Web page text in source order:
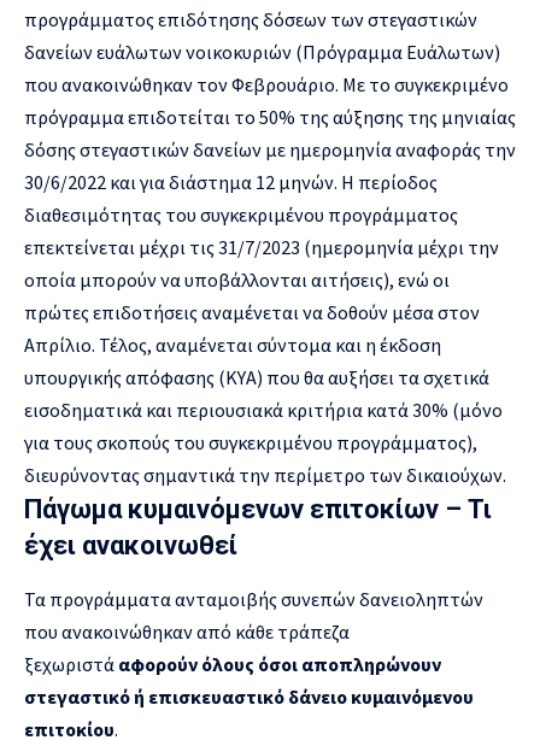
προγράμματος επιδότησης δόσεων των στεγαστικών
δανείων ευάλωτων νοικοκυριών (Πρόγραμμα Ευάλωτων)
που ανακοινώθηκαν τον Φεβρουάριο. Με το συγκεκριμένο
πρόγραμμα επιδοτείται το 50% της αύξησης της μηνιαίας
δόσης στεγαστικών δανείων με ημερομηνία αναφοράς την
30/6/2022 και για διάστημα 12 μηνών. Η περίοδος
διαθεσιμότητας του συγκεκριμένου προγράμματος
επεκτείνεται μέχρι τις 31/7/2023 (ημερομηνία μέχρι την
οποία μπορούν να υποβάλλονται αιτήσεις), ενώ οι
πρώτες επιδοτήσεις αναμένεται να δοθούν μέσα στον
Απρίλιο. Τέλος, αναμένεται σύντομα και η έκδοση
υπουργικής απόφασης (ΚΥΑ) που θα αυξήσει τα σχετικά
εισοδηματικά και περιουσιακά κριτήρια κατά 30% (μόνο
για τους σκοπούς του συγκεκριμένου προγράμματος),
διευρύνοντας σημαντικά την περίμετρο των δικαιούχων.
Πάγωμα κυμαινόμενων επιτοκίων – Τι
έχει ανακοινωθεί
Τα προγράμματα ανταμοιβής συνεπών δανειοληπτών
που ανακοινώθηκαν από κάθε τράπεζα
ξεχωριστά αφορούν όλους όσοι αποπληρώνουν
στεγαστικό ή επισκευαστικό δάνειο κυμαινόμενου
επιτοκίου.